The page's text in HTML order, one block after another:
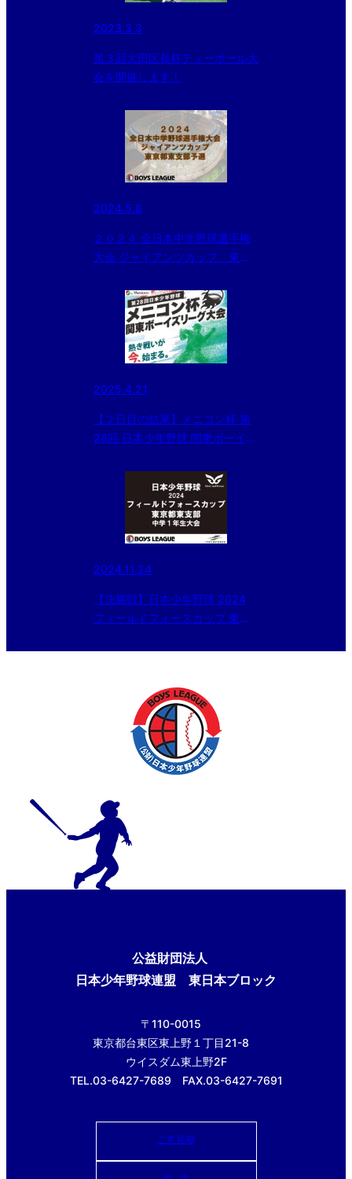
2023.3.3
第３回大田区長杯ティーボール大
会を開催します！
2024.5.8
２０２４ 全日本中学野球選手権
大会 ジャイアンツカップ 東京
2025.4.21
【２日目の結果】メニコン杯 第
28回 日本少年野球 関東ボーイズ
2024.11.24
【決勝戦】日本少年野球 2024
フィールドフォースカップ 東京
公益財団法人
日本少年野球連盟 東日本ブロック
〒110-0015
東京都台東区東上野１丁目21-8
ウイスダム東上野2F
TEL.03-6427-7689 FAX.03-6427-7691
ご意見箱